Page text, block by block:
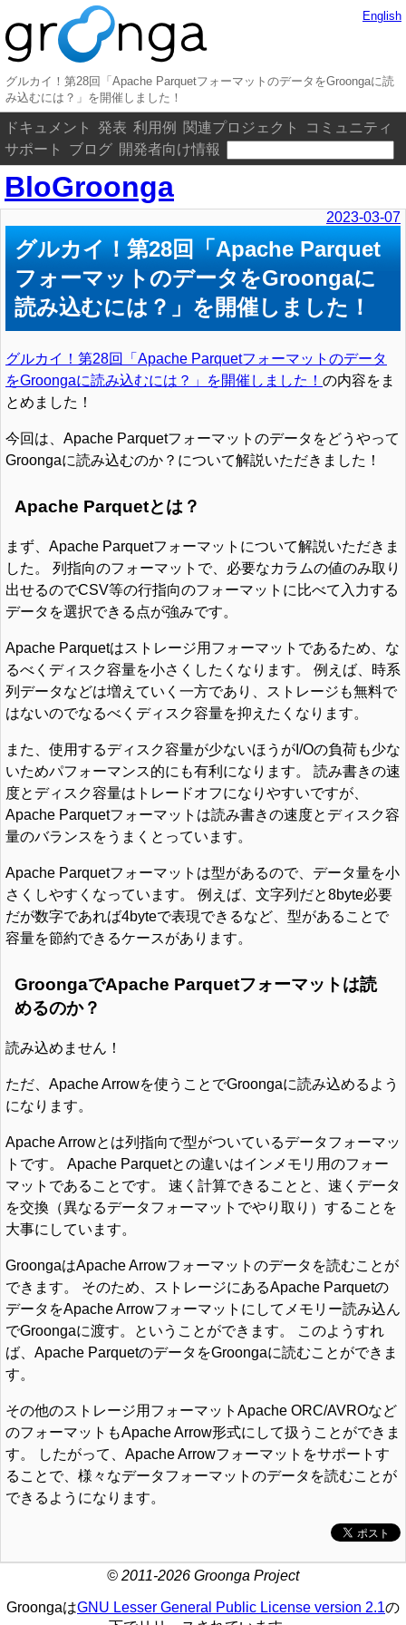
グルカイ！第28回「Apache ParquetフォーマットのデータをGroongaに読
み込むには？」を開催しました！
ドキュメント 発表 利用例 関連プロジェクト
コミュニティ
サポート
ブログ 開発者向け情報
English
BloGroonga
2023-03-07
グルカイ！第28回「Apache Parquet
フォーマットのデータをGroongaに
読み込むには？」を開催しました！
グルカイ！第28回「Apache Parquetフォーマットのデータ
をGroongaに読み込むには？」を開催しました！ の内容をま
とめました！
今回は、Apache Parquetフォーマットのデータをどうやって
Groongaに読み込むのか？について解説いただきました！
Apache Parquetとは？
まず、Apache Parquetフォーマットについて解説いただきま
した。 列指向のフォーマットで、必要なカラムの値のみ取り
出せるのでCSV等の行指向のフォーマットに比べて入力する
データを選択できる点が強みです。
Apache Parquetはストレージ用フォーマットであるため、な
るべくディスク容量を小さくしたくなります。 例えば、時系
列データなどは増えていく一方であり、ストレージも無料で
はないのでなるべくディスク容量を抑えたくなります。
また、使用するディスク容量が少ないほうがI/Oの負荷も少な
いためパフォーマンス的にも有利になります。 読み書きの速
度とディスク容量はトレードオフになりやすいですが、
Apache Parquetフォーマットは読み書きの速度とディスク容
量のバランスをうまくとっています。
Apache Parquetフォーマットは型があるので、データ量を小
さくしやすくなっています。 例えば、文字列だと8byte必要
だが数字であれば4byteで表現できるなど、型があることで
容量を節約できるケースがあります。
GroongaでApache Parquetフォーマットは読
めるのか？
読み込めません！
ただ、Apache Arrowを使うことでGroongaに読み込めるよう
になります。
Apache Arrowとは列指向で型がついているデータフォーマッ
トです。 Apache Parquetとの違いはインメモリ用のフォー
マットであることです。 速く計算できることと、速くデータ
を交換（異なるデータフォーマットでやり取り）することを
大事にしています。
GroongaはApache Arrowフォーマットのデータを読むことが
できます。 そのため、ストレージにあるApache Parquetの
データをApache Arrowフォーマットにしてメモリー読み込ん
でGroongaに渡す。ということができます。 このようすれ
ば、Apache ParquetのデータをGroongaに読むことができま
す。
その他のストレージ用フォーマットApache ORC/AVROなど
のフォーマットもApache Arrow形式にして扱うことができま
す。 したがって、Apache Arrowフォーマットをサポートす
ることで、様々なデータフォーマットのデータを読むことが
できるようになります。
© 2011-2026 Groonga Project
GroongaはGNU Lesser General Public License version 2.1の